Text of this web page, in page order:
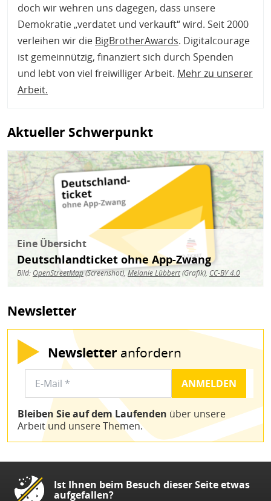
doch wir wehren uns dagegen, dass unsere
Demokratie „verdatet und verkauft“ wird. Seit 2000
verleihen wir die BigBrotherAwards. Digitalcourage
ist gemeinnützig, finanziert sich durch Spenden
und lebt von viel freiwilliger Arbeit. Mehr zu unserer
Arbeit.
Aktueller Schwerpunkt
Bild
Eine Übersicht
Deutschlandticket ohne App-Zwang
Bild: OpenStreetMap(Screenshot),Melanie Lübbert(Grafik), CC-BY 4.0
Newsletter
Newsletter anfordern
Bleiben Sie auf dem Laufenden über unsere
Arbeit und unsere Themen.
Ist Ihnen beim Besuch dieser Seite etwas
aufgefallen?